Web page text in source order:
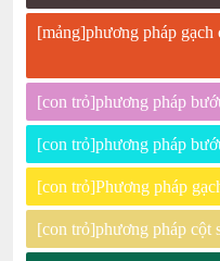
[mảng]phương pháp gạch
[con trỏ]phương pháp
[con trỏ]phương pháp
[con trỏ]Phương pháp
[con trỏ]phương pháp cột